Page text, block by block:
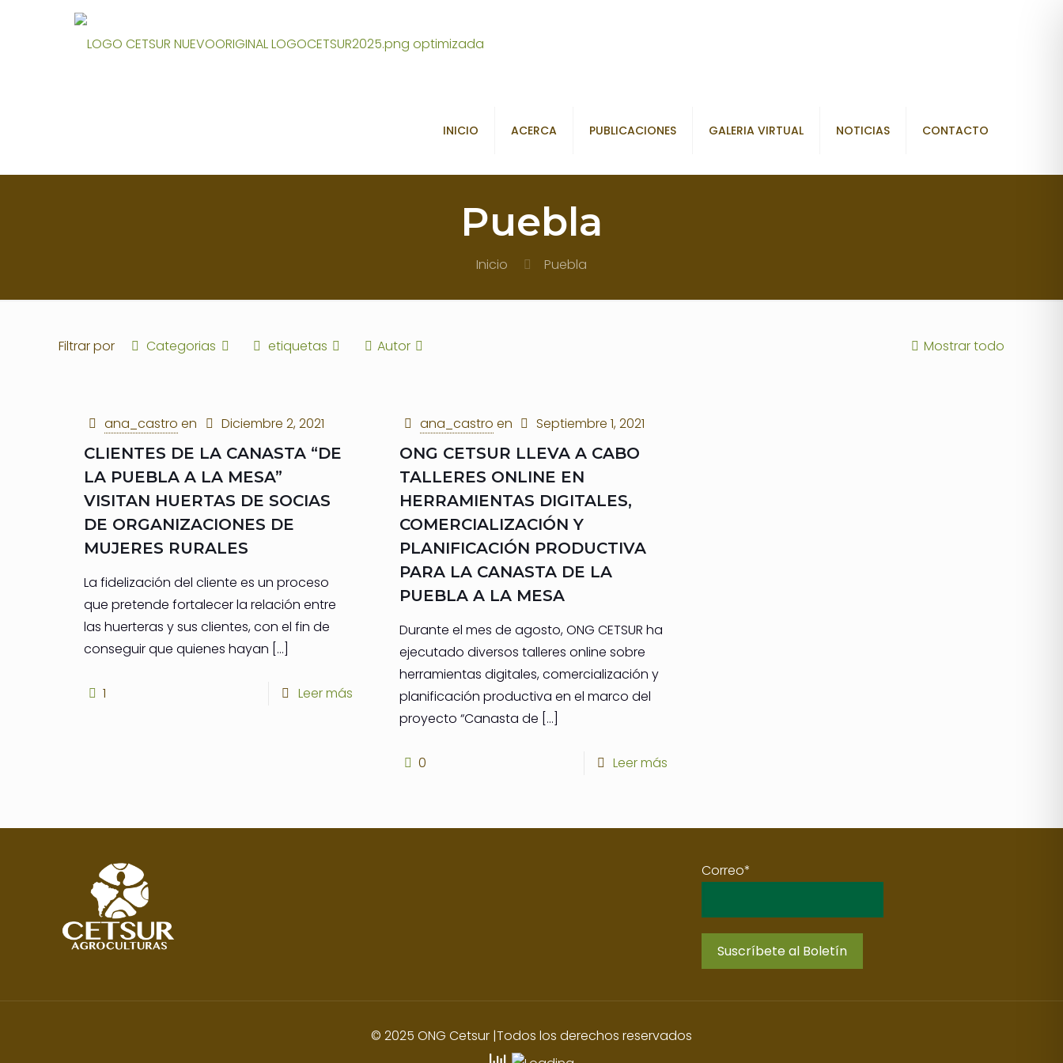
INICIO ACERCA PUBLICACIONES GALERIA VIRTUAL NOTICIAS CONTACTO
Puebla
Inicio Puebla
Filtrar por Categorias etiquetas Autor Mostrar todo
ana_castro en Diciembre 2, 2021
CLIENTES DE LA CANASTA “DE
LA PUEBLA A LA MESA”
VISITAN HUERTAS DE SOCIAS
DE ORGANIZACIONES DE
MUJERES RURALES
La fidelización del cliente es un proceso
que pretende fortalecer la relación entre
las huerteras y sus clientes, con el fin de
conseguir que quienes hayan […]
1 Leer más
ana_castro en Septiembre 1, 2021
ONG CETSUR LLEVA A CABO
TALLERES ONLINE EN
HERRAMIENTAS DIGITALES,
COMERCIALIZACIÓN Y
PLANIFICACIÓN PRODUCTIVA
PARA LA CANASTA DE LA
PUEBLA A LA MESA
Durante el mes de agosto, ONG CETSUR ha
ejecutado diversos talleres online sobre
herramientas digitales, comercialización y
planificación productiva en el marco del
proyecto “Canasta de […]
0 Leer más
Correo*
© 2025 ONG Cetsur |Todos los derechos reservados